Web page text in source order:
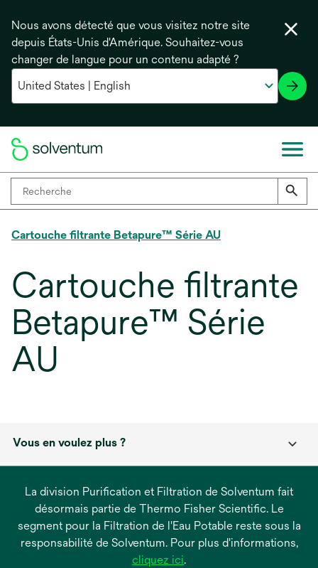
Nous avons détecté que vous visitez notre site
depuis États-Unis d'Amérique. Souhaitez-vous
changer de langue pour un contenu adapté ?
Cartouche filtrante Betapure™ Série AU
Cartouche filtrante
Betapure™ Série
AU
Vous en voulez plus ?
La division Purification et Filtration de Solventum fait
désormais partie de Thermo Fisher Scientific. Le
segment pour la Filtration de l'Eau Potable reste sous la
responsabilité de Solventum. Pour plus d'informations,
cliquez icis’ouvre
.